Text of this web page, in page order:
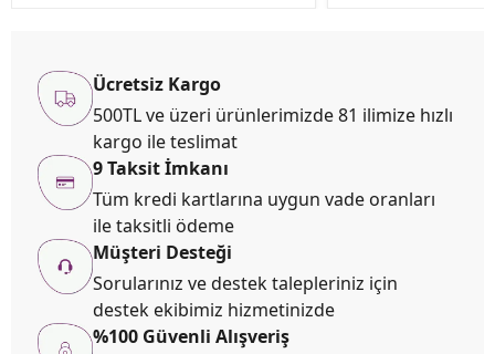
Ücretsiz Kargo
500TL ve üzeri ürünlerimizde 81 ilimize hızlı
kargo ile teslimat
9 Taksit İmkanı
Tüm kredi kartlarına uygun vade oranları
ile taksitli ödeme
Müşteri Desteği
Sorularınız ve destek talepleriniz için
destek ekibimiz hizmetinizde
%100 Güvenli Alışveriş